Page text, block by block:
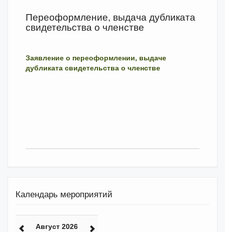
Переоформление, выдача дубликата
свидетельства о членстве
Заявление о переоформлении, выдаче
дубликата свидетельства о членстве
Календарь мероприятий
Август 2026